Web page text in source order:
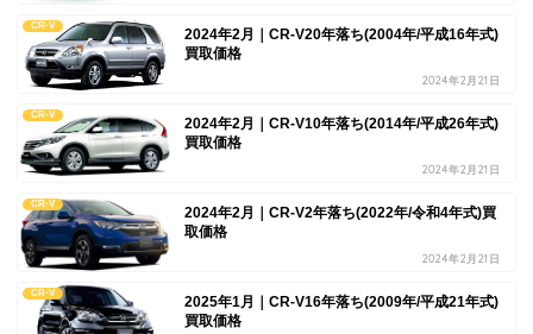
CR-V
2024年2月｜CR-V20年落ち(2004年/平成16年式)
買取価格
2024年2月21日
CR-V
2024年2月｜CR-V10年落ち(2014年/平成26年式)
買取価格
2024年2月21日
CR-V
2024年2月｜CR-V2年落ち(2022年/令和4年式)買
取価格
2024年2月21日
CR-V
2025年1月｜CR-V16年落ち(2009年/平成21年式)
買取価格